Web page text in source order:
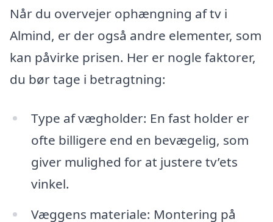
Når du overvejer ophængning af tv i
Almind, er der også andre elementer, som
kan påvirke prisen. Her er nogle faktorer,
du bør tage i betragtning:
Type af vægholder: En fast holder er
ofte billigere end en bevægelig, som
giver mulighed for at justere tv’ets
vinkel.
Væggens materiale: Montering på